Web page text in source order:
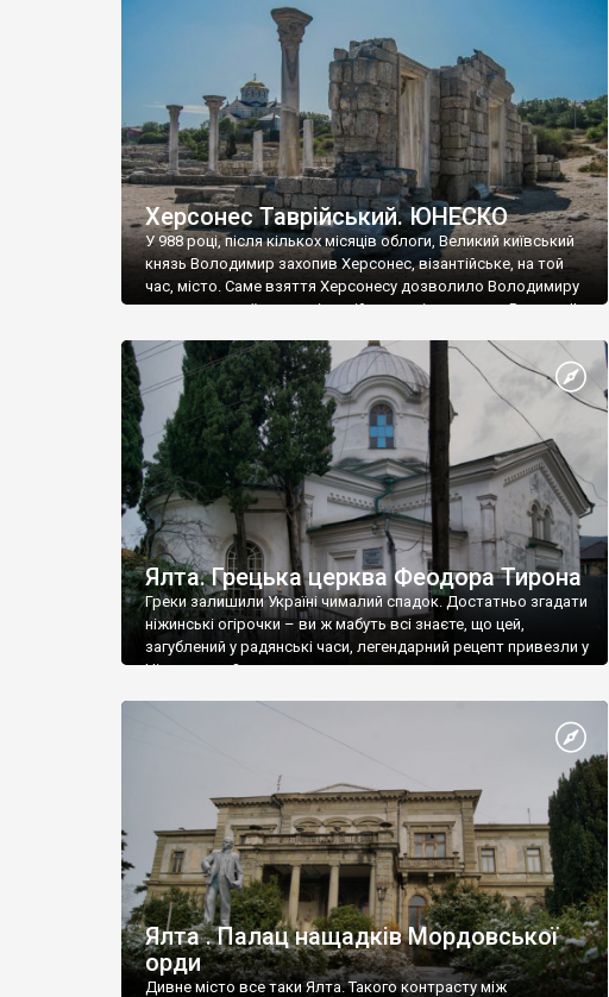
візантійської доби. Раритети викрадені з фондів об’єкту
культурної спадщини ЮНЕСКО «Херсонеса Таврійського».
Офіційно – на виставку «Золото Візантії», але експерти та
влада в Україні вважають це лише […]
Херсонес Таврійський. ЮНЕСКО
У 988 році, після кількох місяців облоги, Великий київський
князь Володимир захопив Херсонес, візантійське, на той
час, місто. Саме взяття Херсонесу дозволило Володимиру
диктувати свої умови візантійському імператору Василю ІІ,
Херсонесі Володимир-язичник, став Василем-
християнином. А потім було Хрещення Русі. На честь
Херсонесу Таврійського названо місто […]
Ялта. Грецька церква Феодора Тирона
Греки залишили Україні чималий спадок. Достатньо згадати
ніжинські огірочки – ви ж мабуть всі знаєте, що цей,
загублений у радянські часи, легендарний рецепт привезли у
Ніжин греки?
Ялта . Палац нащадків Мордовської
орди
Дивне місто все таки Ялта. Такого контрасту між